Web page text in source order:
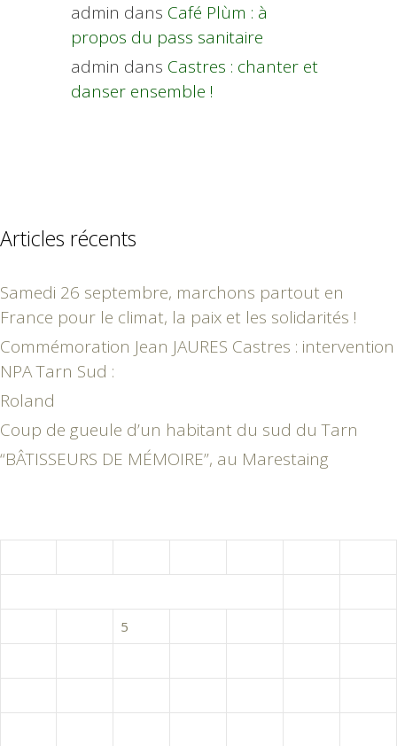
admin dans Café Plùm : à
propos du pass sanitaire
admin dans Castres : chanter et
danser ensemble !
Articles récents
Samedi 26 septembre, marchons partout en
France pour le climat, la paix et les solidarités !
Commémoration Jean JAURES Castres : intervention
NPA Tarn Sud :
Roland
Coup de gueule d’un habitant du sud du Tarn
“BÂTISSEURS DE MÉMOIRE”, au Marestaing
5